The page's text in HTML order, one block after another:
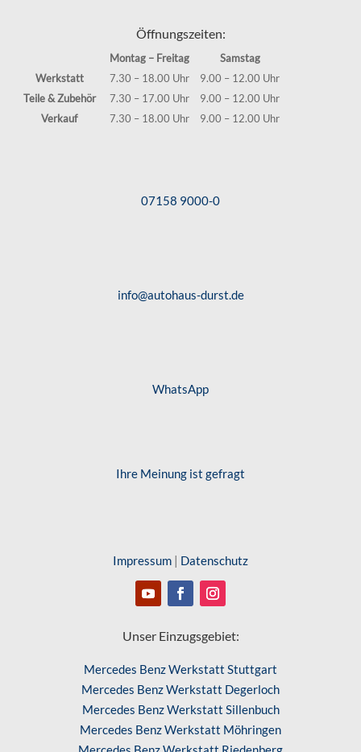
Öffnungszeiten:
Montag – Freitag
Samstag
Werkstatt
7.30 – 18.00 Uhr
9.00 – 12.00 Uhr
Teile & Zubehör
7.30 – 17.00 Uhr
9.00 – 12.00 Uhr
Verkauf
7.30 – 18.00 Uhr 9.00 – 12.00 Uhr
07158 9000-0
info@autohaus-durst.de
WhatsApp
Ihre Meinung ist gefragt
Impressum | Datenschutz
Unser Einzugsgebiet:
Mercedes Benz Werkstatt Stuttgart
Mercedes Benz Werkstatt Degerloch
Mercedes Benz Werkstatt Sillenbuch
Mercedes Benz Werkstatt Möhringen